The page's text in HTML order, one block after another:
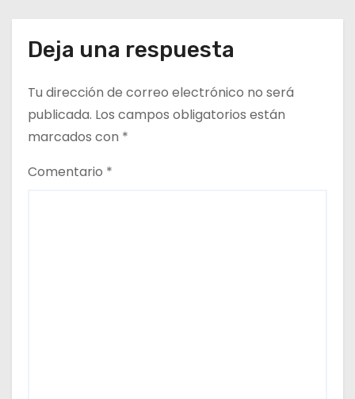
ó
n
d
e
e
Deja una respuesta
Tu dirección de correo electrónico no será
publicada. Los campos obligatorios están
marcados con *
Comentario *